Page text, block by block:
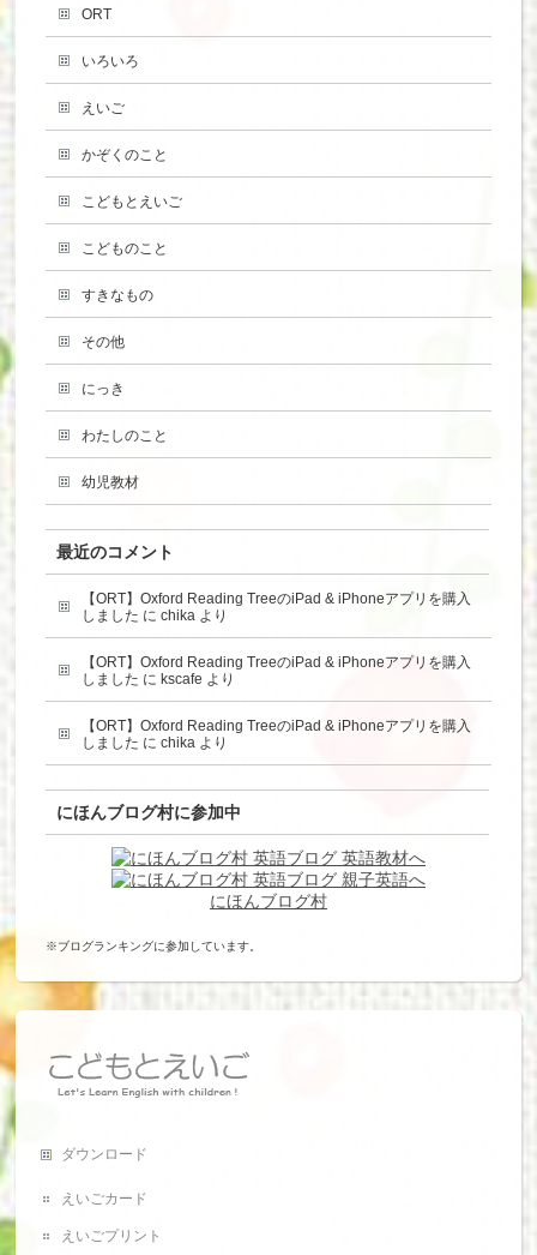
ORT
いろいろ
えいご
かぞくのこと
こどもとえいご
こどものこと
すきなもの
その他
にっき
わたしのこと
幼児教材
最近のコメント
【ORT】Oxford Reading TreeのiPad & iPhoneアプリを購入
しました にchika より
【ORT】Oxford Reading TreeのiPad & iPhoneアプリを購入
しました に kscafe より
【ORT】Oxford Reading TreeのiPad & iPhoneアプリを購入
しました にchika より
にほんブログ村に参加中
にほんブログ村
※ブログランキングに参加しています。
ダウンロード
えいごカード
えいごプリント